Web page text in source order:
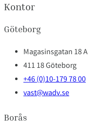
Kontor
Göteborg
Magasinsgatan 18 A
411 18 Göteborg
+46 (0)10-179 78 00
vast@wadv.se
Borås